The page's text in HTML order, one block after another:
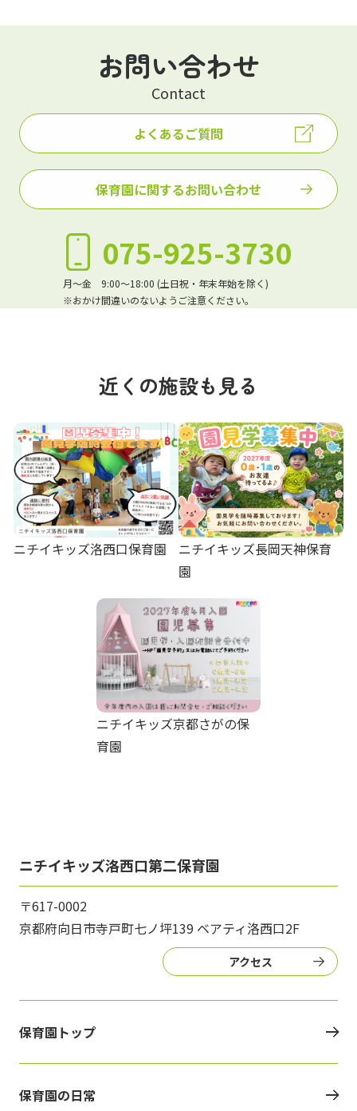
お問い合わせ
Contact
よくあるご質問
保育園に関するお問い合わせ
075-925-3730
月～金 9:00～18:00 (土日祝・年末年始を除く)
※おかけ間違いのないようご注意ください。
近くの施設も見る
ニチイキッズ洛西口保育園
ニチイキッズ長岡天神保育
園
ニチイキッズ京都さがの保
育園
ニチイキッズ洛西口第二保育園
〒617-0002
京都府向日市寺戸町七ノ坪139 ベアティ洛西口2F
アクセス
保育園トップ
保育園の日常